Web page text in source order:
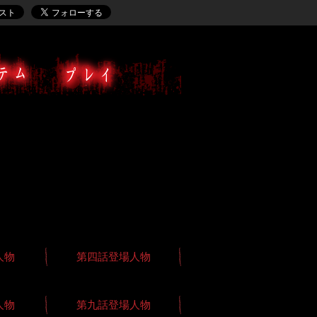
物 第四話登場人物
物 第九話登場人物